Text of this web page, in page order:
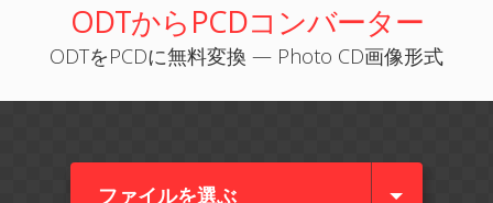
ODTからPCDコンバーター
ODTをPCDに無料変換 — Photo CD画像形式
ファイルを選ぶ